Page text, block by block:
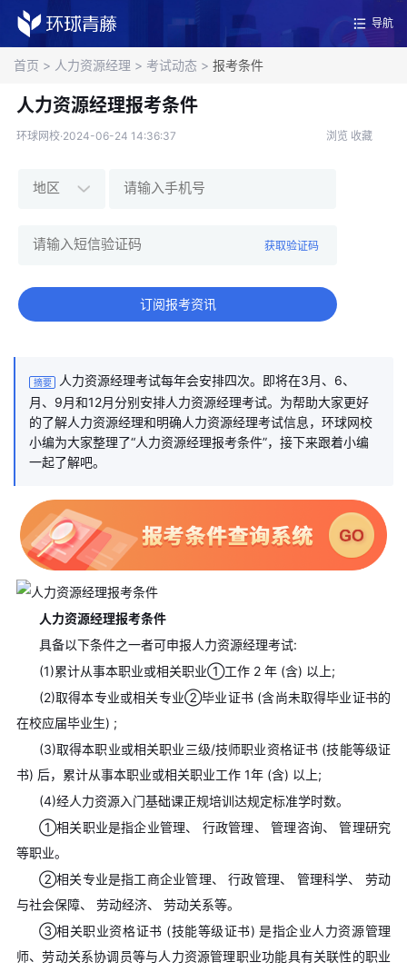
导航
首页 > 人力资源经理 > 考试动态 > 报考条件
人力资源经理报考条件
环球网校·2024-06-24 14:36:37 浏览 收藏
获取验证码
订阅报考资讯
摘要
人力资源经理考试每年会安排四次。即将在3月、6、
月、9月和12月分别安排人力资源经理考试。为帮助大家更好
的了解人力资源经理和明确人力资源经理考试信息，环球网校
小编为大家整理了“人力资源经理报考条件”，接下来跟着小编
一起了解吧。
人力资源经理报考条件
具备以下条件之一者可申报人力资源经理考试:
(1)累计从事本职业或相关职业①工作 2 年 (含) 以上;
(2)取得本专业或相关专业②毕业证书 (含尚未取得毕业证书的
在校应届毕业生) ;
(3)取得本职业或相关职业三级/技师职业资格证书 (技能等级证
书) 后，累计从事本职业或相关职业工作 1年 (含) 以上;
(4)经人力资源入门基础课正规培训达规定标准学时数。
①相关职业是指企业管理、 行政管理、 管理咨询、 管理研究
等职业。
②相关专业是指工商企业管理、 行政管理、 管理科学、 劳动
与社会保障、 劳动经济、 劳动关系等。
③相关职业资格证书 (技能等级证书) 是指企业人力资源管理
师、劳动关系协调员等与人力资源管理职业功能具有关联性的职业